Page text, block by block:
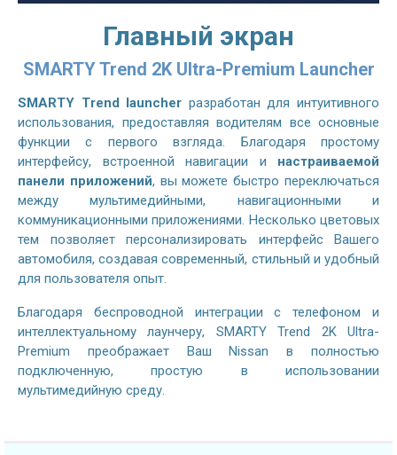
Главный экран
SMARTY Trend 2K Ultra-Premium Launcher
SMARTY Trend launcher разработан для интуитивного
использования, предоставляя водителям все основные
функции с первого взгляда. Благодаря простому
интерфейсу, встроенной навигации и настраиваемой
панели приложений, вы можете быстро переключаться
между мультимедийными, навигационными и
коммуникационными приложениями. Несколько цветовых
тем позволяет персонализировать интерфейс Вашего
автомобиля, создавая современный, стильный и удобный
для пользователя опыт.
Благодаря беспроводной интеграции с телефоном и
интеллектуальному лаунчеру, SMARTY Trend 2K Ultra-
Premium преображает Ваш Nissan в полностью
подключенную, простую в использовании
мультимедийную среду.